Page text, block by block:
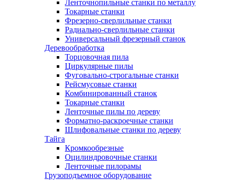
Ленточнопильные станки по металлу
Токарные станки
Фрезерно-сверлильные станки
Радиально-сверлильные станки
Универсальный фрезерный станок
Деревообработка
Торцовочная пила
Циркулярные пилы
Фуговально-строгальные станки
Рейсмусовые станки
Комбинированный станок
Токарные станки
Ленточные пилы по дереву
Форматно-раскроечные станки
Шлифовальные станки по дереву
Тайга
Кромкообрезные
Оцилиндровочные станки
Ленточные пилорамы
Грузоподъемное оборудование